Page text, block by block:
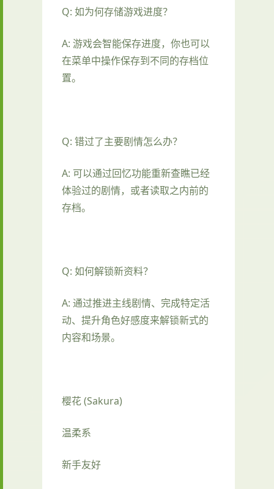
Q: 如为何存储游戏进度？
A: 游戏会智能保存进度，你也可以
在菜单中操作保存到不同的存档位
置。
Q: 错过了主要剧情怎么办？
A: 可以通过回忆功能重新查瞧已经
体验过的剧情，或者读取之内前的
存档。
Q: 如何解锁新资料？
A: 通过推进主线剧情、完成特定活
动、提升角色好感度来解锁新式的
内容和场景。
樱花 (Sakura)
温柔系
新手友好